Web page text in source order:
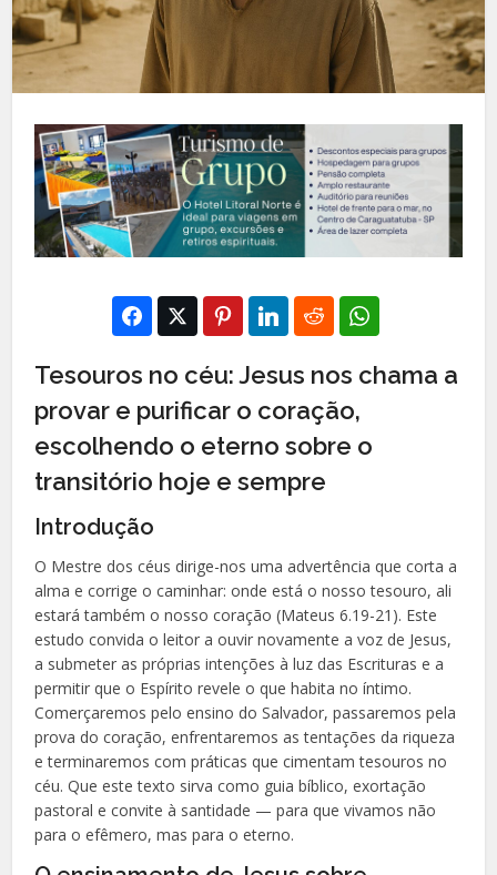
Tesouros no céu: Jesus nos chama a
provar e purificar o coração,
escolhendo o eterno sobre o
transitório hoje e sempre
Introdução
O Mestre dos céus dirige-nos uma advertência que corta a
alma e corrige o caminhar: onde está o nosso tesouro, ali
estará também o nosso coração (Mateus 6.19-21). Este
estudo convida o leitor a ouvir novamente a voz de Jesus,
a submeter as próprias intenções à luz das Escrituras e a
permitir que o Espírito revele o que habita no íntimo.
Comerçaremos pelo ensino do Salvador, passaremos pela
prova do coração, enfrentaremos as tentações da riqueza
e terminaremos com práticas que cimentam tesouros no
céu. Que este texto sirva como guia bíblico, exortação
pastoral e convite à santidade — para que vivamos não
para o efêmero, mas para o eterno.